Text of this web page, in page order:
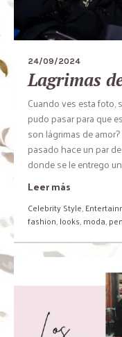
24/09/2024
Lagrimas
Cuando ves esta foto,
pudo pasar para que
son lágrimas de
pasado hace un par
donde se le entrego
Leer más
Celebrity Style,
fashion,looks,moda,